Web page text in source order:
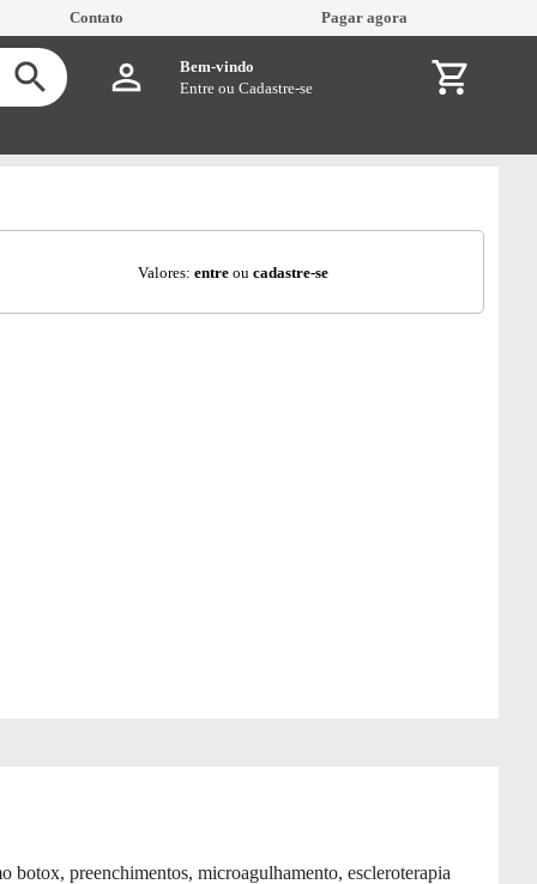
Contato Pagar agora
Bem-vindo
Entre ou Cadastre-se
Valores:entre oucadastre-se
botox, preenchimentos, microagulhamento, escleroterapia